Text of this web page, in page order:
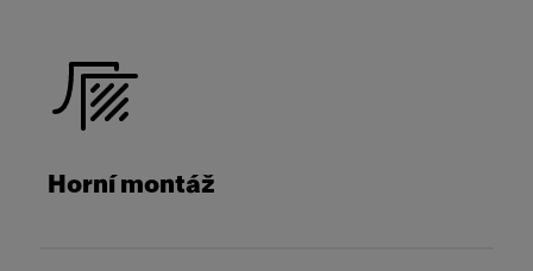
Horní montáž